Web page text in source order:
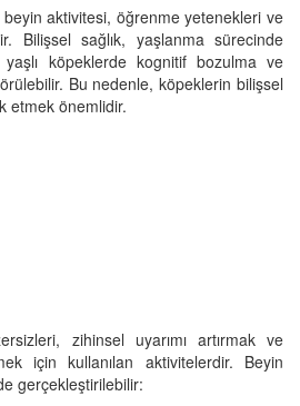
beyin aktivitesi, öğrenme yetenekleri ve
Bilişsel sağlık, yaşlanma sürecinde
köpeklerde kognitif bozulma ve
Bu nedenle, köpeklerin bilişsel
etmek önemlidir.
zihinsel uyarımı artırmak ve
için kullanılan aktivitelerdir. Beyin
gerçekleştirilebilir: